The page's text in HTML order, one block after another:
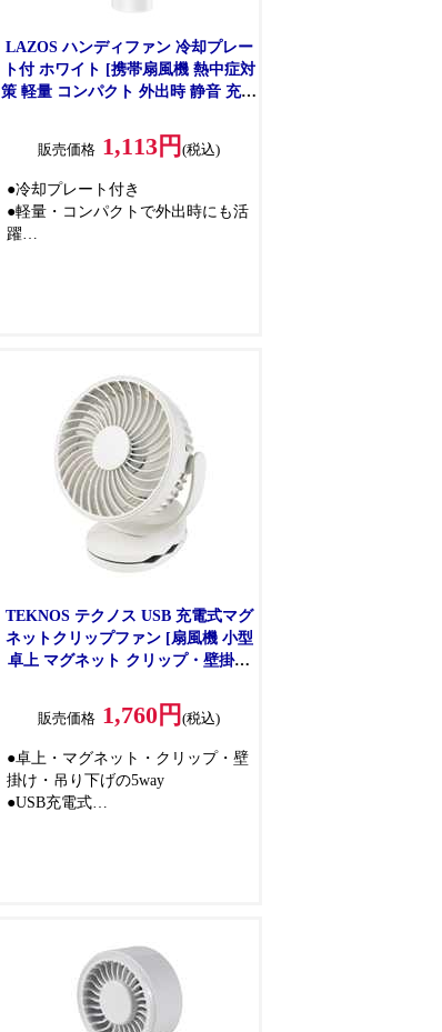
LAZOS ハンディファン 冷却プレー
ト付 ホワイト [携帯扇風機 熱中症対
策 軽量 コンパクト 外出時 静音 充電
販売価格 1,113円(税込)
●冷却プレート付き
●軽量・コンパクトで外出時にも活
躍
TEKNOS テクノス USB 充電式マグ
ネットクリップファン [扇風機 小型
卓上 マグネット クリップ・壁掛け
ワイト
販売価格 1,760円(税込)
●卓上・マグネット・クリップ・壁
掛け・吊り下げの5way
●USB充電式